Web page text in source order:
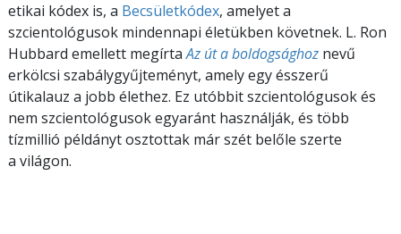
etikai kódex is, a Becsületkódex, amelyet a
szcientológusok mindennapi életükben követnek. L. Ron
Hubbard emellett megírtaAz út a boldogsághoz nevű
erkölcsi szabálygyűjteményt, amely egy ésszerű
útikalauz a jobb élethez. Ez utóbbit szcientológusok és
nem szcientológusok egyaránt használják, és több
tízmillió példányt osztottak már szét belőle szerte
a világon.